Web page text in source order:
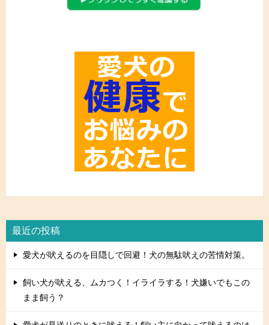
最近の投稿
愛犬が吠えるのを目隠しで回避！犬の無駄吠えの苦情対策。
飼い犬が吠える、ムカつく！イライラする！犬嫌いでもこの
まま飼う？